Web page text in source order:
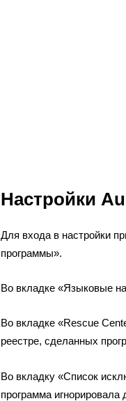
Настройки
Для входа в настройки
программы».
Во вкладке «Языковые
Во вкладке «Rescue
реестре, сделанных
Во вкладку «Список
программа